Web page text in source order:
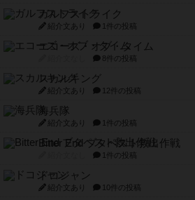
ガルフストライク
紹介文あり 1件の投稿
エコーズ・オブ・タイム
8件の投稿
スカルキング
紹介文あり 12件の投稿
海兵隊
紹介文あり 1件の投稿
Bitter End ブタペスト救出作戦
1件の投稿
ドコジャン
紹介文あり 10件の投稿